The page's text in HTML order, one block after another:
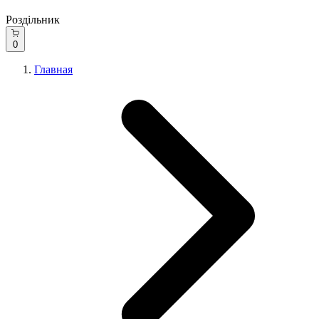
Роздільник
0
Главная